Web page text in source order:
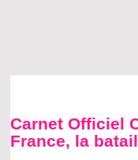
Carnet Officiel
France, la